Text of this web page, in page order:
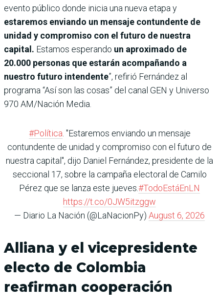
evento público donde inicia una nueva etapa y
estaremos enviando un mensaje contundente de
unidad y compromiso con el futuro de nuestra
capital. Estamos esperando un aproximado de
20.000 personas que estarán acompañando a
nuestro futuro intendente”, refirió Fernández al
programa “Así son las cosas” del canal GEN y Universo
970 AM/Nación Media.
#Política . "Estaremos enviando un mensaje
contundente de unidad y compromiso con el futuro de
nuestra capital", dijo Daniel Fernández, presidente de la
seccional 17, sobre la campaña electoral de Camilo
Pérez que se lanza este jueves.#TodoEstáEnLN
https://t.co/0JW5itzggw
— Diario La Nación (@LaNacionPy) August 6, 2026
Alliana y el vicepresidente
electo de Colombia
reafirman cooperación